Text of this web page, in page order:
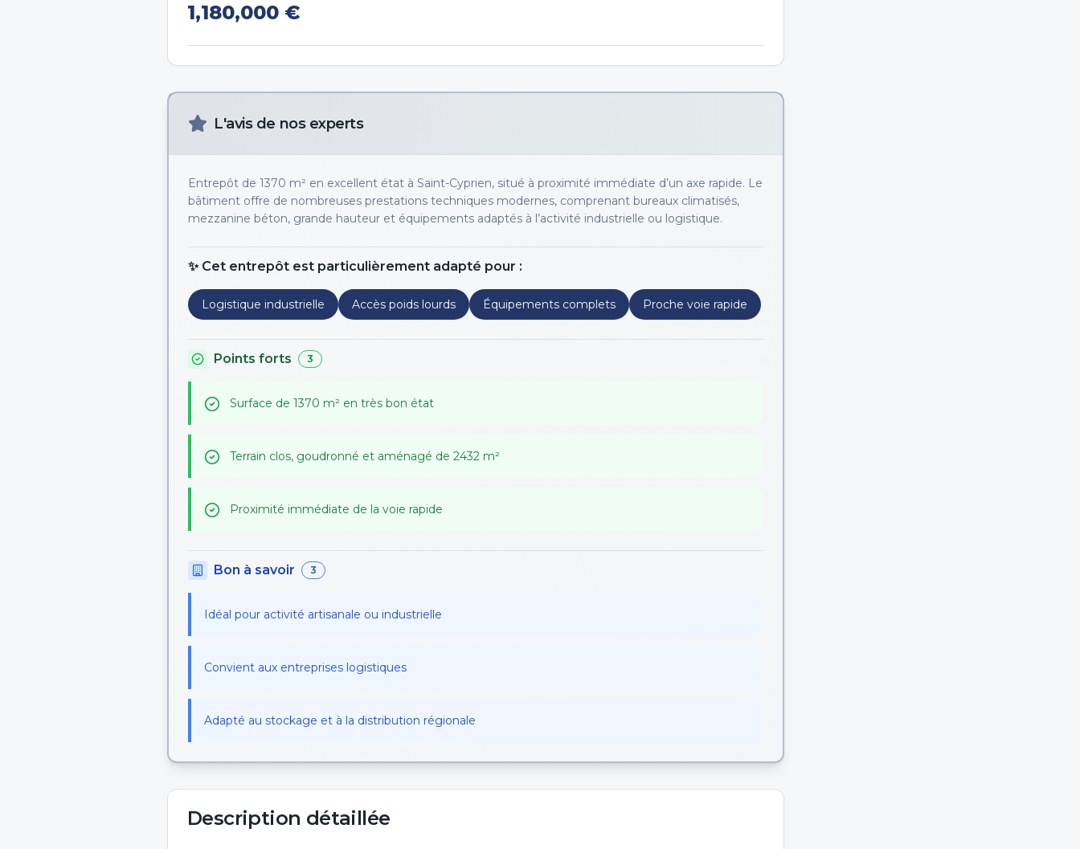
1,180,000 €
L'avis de nos experts
Entrepôt de 1370 m² en excellent état à Saint-Cyprien, situé à proximité immédiate d’un axe rapide. Le
bâtiment offre de nombreuses prestations techniques modernes, comprenant bureaux climatisés,
mezzanine béton, grande hauteur et équipements adaptés à l’activité industrielle ou logistique.
✨ Cet entrepôt est particulièrement adapté pour :
Logistique industrielle Accès poids lourds Équipements complets Proche voie rapide
Points forts 3
Surface de 1370 m² en très bon état
Terrain clos, goudronné et aménagé de 2432 m²
Proximité immédiate de la voie rapide
Bon à savoir 3
Idéal pour activité artisanale ou industrielle
Convient aux entreprises logistiques
Adapté au stockage et à la distribution régionale
Description détaillée